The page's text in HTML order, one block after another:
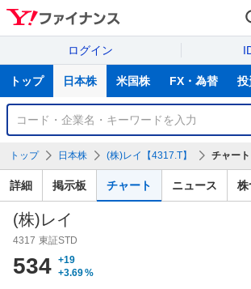
ログイン
サ
トップ 日本株 米国株 FX・為替 投
銘
検
索
トップ 日本株 (株)レイ【4317.T】 チャート
詳細 掲示板 チャート ニュース 株
(株)レイ
4317 東証STD
534 +19
+3.69%